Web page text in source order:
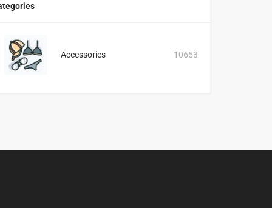
Accessories 10653